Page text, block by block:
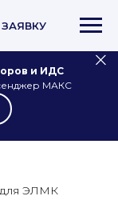
и ИДС
МАКС
для ЭЛМК